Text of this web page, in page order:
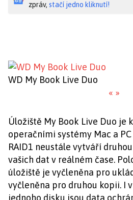
zpráv, stačí jedno kliknutí!
WD My Book Live Duo
« »
Úložiště My Book Live Duo je
operačními systémy Mac a
RAID1 neustále vytváří
vašich dat v reálném čase.
úložiště je vyčleněna pro
vyčleněna pro druhou kopii. I
jednoho disku jsou data